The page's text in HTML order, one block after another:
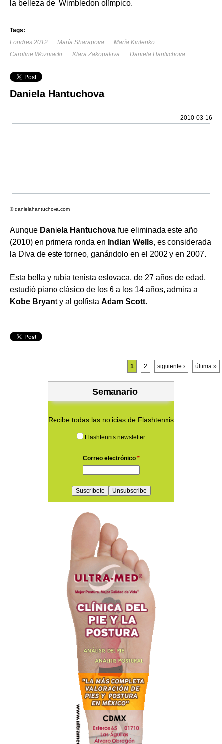
la belleza del Wimbledon olímpico.
Tags:
Londres 2012
María Sharapova
María Kirilenko
Caroline Wozniacki
Klara Zakopalova Daniela Hantuchova
Daniela Hantuchova
2010-03-16
© danielahantuchova.com
Aunque Daniela Hantuchova fue eliminada este año
(2010) en primera ronda en Indian Wells, es considerada
la Diva de este torneo, ganándolo en el 2002 y en 2007.
Esta bella y rubia tenista eslovaca, de 27 años de edad,
estudió piano clásico de los 6 a los 14 años, admira a
Kobe Bryant y al golfista Adam Scott.
1 2 siguiente › última »
Semanario
Recibe todas las noticias de Flashtennis
Flashtennis newsletter
Correo electrónico *